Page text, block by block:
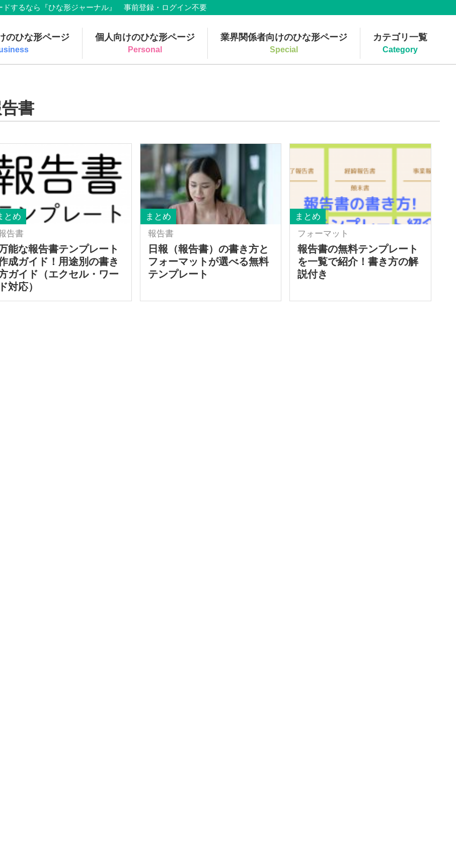
するなら『ひな形ジャーナル』 事前登録・ログイン不要
のひな形ページ 個人向けのひな形ページ
Personal
業界関係者向けのひな形ページ
Special
カテゴリ一覧
Category
書
とめ
告書
能な報告書テンプレート
成ガイド！用途別の書き
ガイド（エクセル・ワー
ド対応）
まとめ
報告書
日報（報告書）の書き方と
フォーマットが選べる無料
テンプレート
まとめ
フォーマット
報告書の無料テンプレート
を一覧で紹介！書き方の解
説付き